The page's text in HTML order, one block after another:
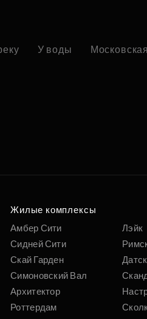
У воды
Жилые комплексы
Амбер Сити
Сидней Сити
Скай Гарден
Симоновский Вал
Архитектор
Роттердам
Лэйк